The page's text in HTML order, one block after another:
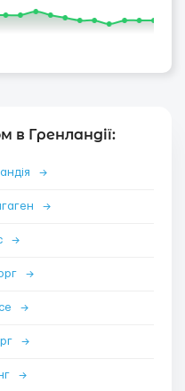
в Гренландії:
→
→
→
→
→
→
→